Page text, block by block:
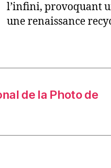
l’infini, provoquant
une renaissance
de la Photo de